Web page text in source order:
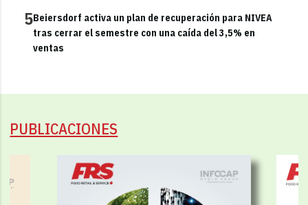
5Beiersdorf activa un plan de recuperación para NIVEA
tras cerrar el semestre con una caída del 3,5% en
ventas
PUBLICACIONES